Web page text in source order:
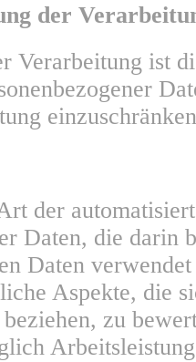
der
Verarbeitung ist
der
Daten, die darin
Daten
Aspekte, die
zu